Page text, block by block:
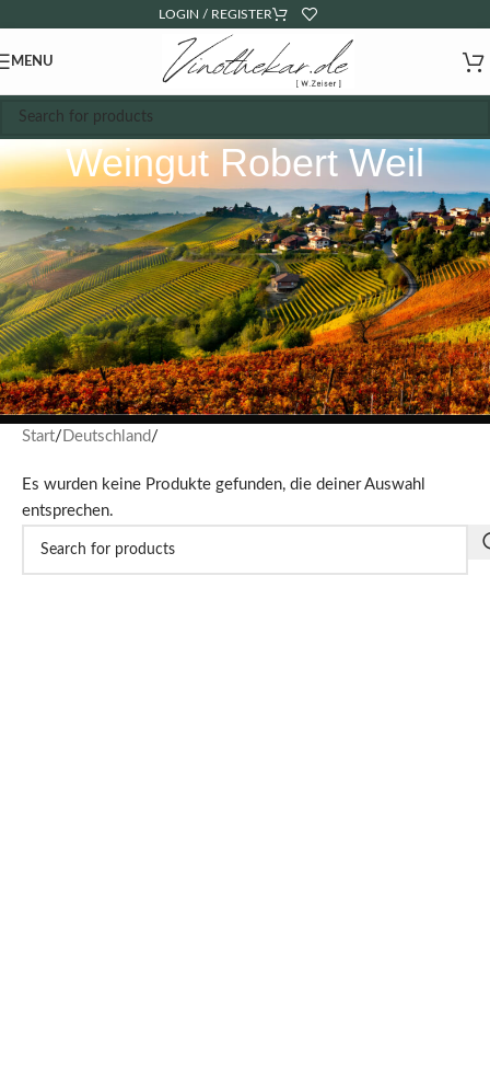
LOGIN / REGISTER
MENU
Weingut Robert Weil
Start Deutschland
Es wurden keine Produkte gefunden, die deiner Auswahl
entsprechen.